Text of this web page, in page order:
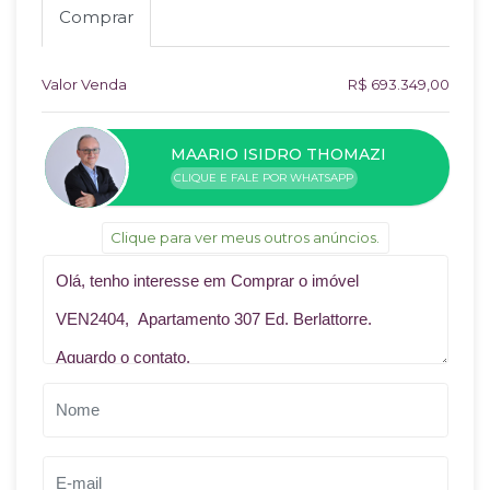
Comprar
Valor Venda R$ 693.349,00
MAARIO ISIDRO THOMAZI
CLIQUE E FALE POR WHATSAPP
Clique para ver meus outros anúncios.